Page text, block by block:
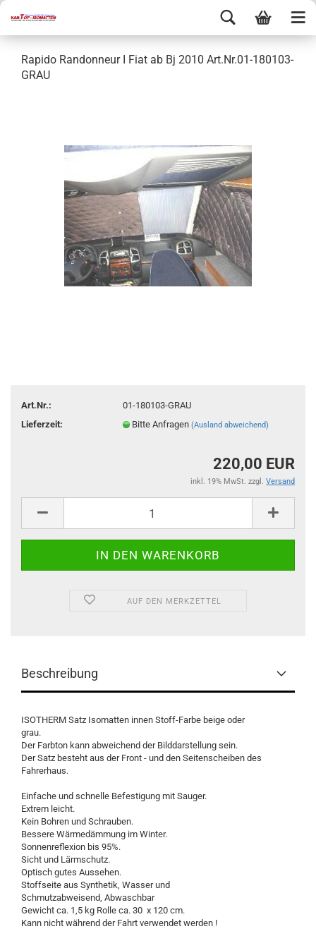
Rapido Randonneur I Fiat ab Bj 2010 Art.Nr.01-180103-
GRAU
Art.Nr.:
01-180103-GRAU
Lieferzeit:
Bitte Anfragen(Ausland abweichend)
220,00 EUR
inkl. 19% MwSt. zzgl. Versand
AUF DEN MERKZETTEL
Beschreibung
ISOTHERM Satz Isomatten innen Stoff-Farbe beige oder
grau.
Der Farbton kann abweichend der Bilddarstellung sein.
Der Satz besteht aus der Front - und den Seitenscheiben des
Einfache und schnelle Befestigung mit Sauger.
Extrem leicht.
Kein Bohren und Schrauben.
Bessere Wärmedämmung im Winter.
Sonnenreflexion bis 95%.
Sicht und Lärmschutz.
Optisch gutes Aussehen.
Stoffseite aus Synthetik, Wasser und
Schmutzabweisend, Abwaschbar
Gewicht ca. 1,5 kg Rolle ca. 30 x 120 cm.
Kann nicht während der Fahrt verwendet werden !